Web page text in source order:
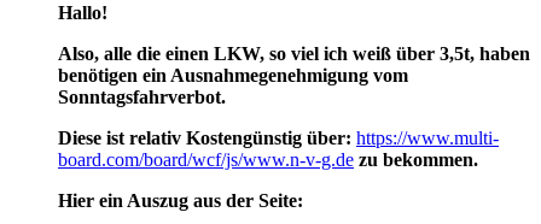
Hallo!
Also, alle die einen LKW, so viel ich weiß über 3,5t, haben
benötigen ein Ausnahmegenehmigung vom
Sonntagsfahrverbot.
Diese ist relativ Kostengünstig über: https://www.multi-
board.com/board/wcf/js/www.n-v-g.de zu bekommen.
Hier ein Auszug aus der Seite: